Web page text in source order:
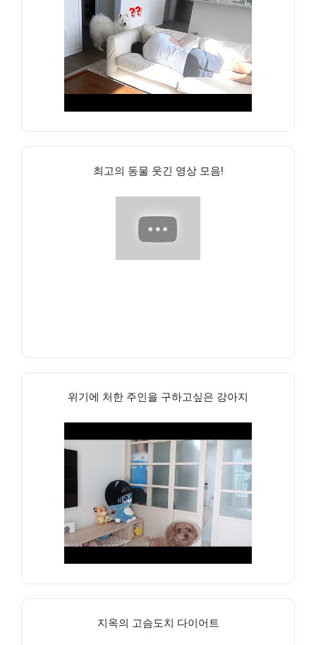
최고의 동물 웃긴 영상 모음!
위기에 처한 주인을 구하고싶은 강아지
지옥의 고슴도치 다이어트